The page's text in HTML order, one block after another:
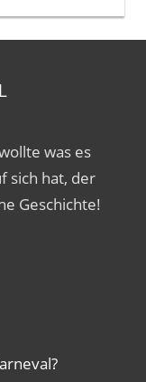
was es
sich hat, der
Geschichte!